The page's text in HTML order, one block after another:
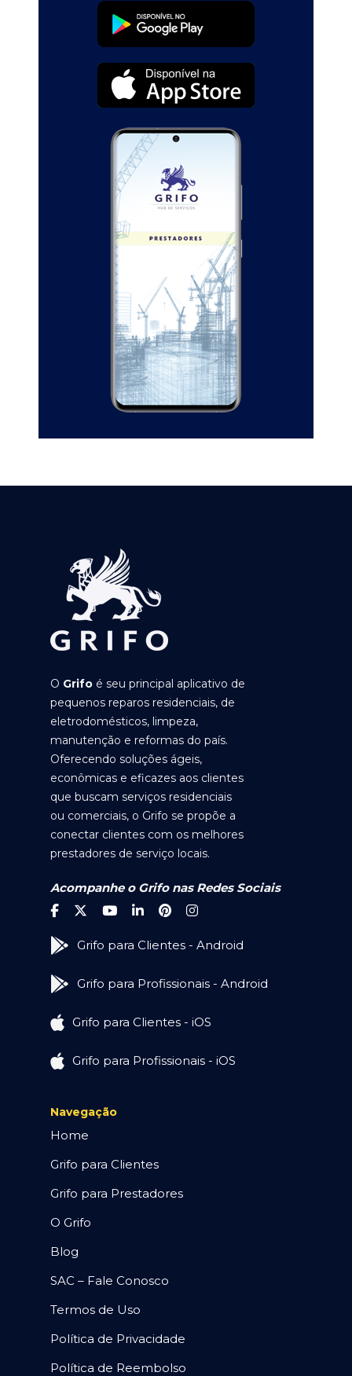
O Grifo é seu principal aplicativo de
pequenos reparos residenciais, de
eletrodomésticos, limpeza,
manutenção e reformas do país.
Oferecendo soluções ágeis,
econômicas e eficazes aos clientes
que buscam serviços residenciais
ou comerciais, o Grifo se propõe a
conectar clientes com os melhores
prestadores de serviço locais.
Acompanhe o Grifo nas Redes Sociais
Grifo para Clientes - Android
Grifo para Profissionais - Android
Grifo para Clientes - iOS
Grifo para Profissionais - iOS
Navegação
Home
Grifo para Clientes
Grifo para Prestadores
O Grifo
Blog
SAC – Fale Conosco
Termos de Uso
Política de Privacidade
Política de Reembolso